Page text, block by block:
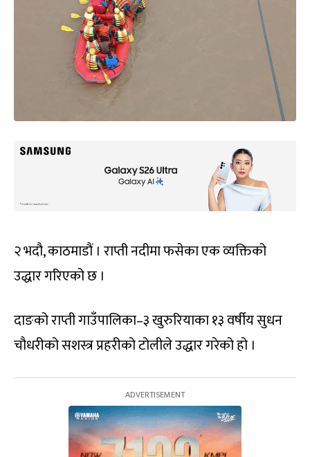
२ भदौ, काठमाडौं । राप्ती नदीमा फसेका एक व्यक्तिको
उद्धार गरिएको छ ।
दाङको राप्ती गाउँपालिका–३ खुरुरियाका १३ वर्षीय सुधन
चौधरीको सशस्त्र प्रहरीको टोलीले उद्धार गरेको हो ।